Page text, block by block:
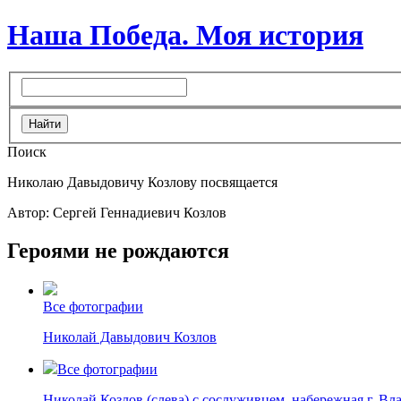
Наша Победа. Моя история
Поиск
Николаю Давыдовичу Козлову посвящается
Автор: Сергей Геннадиевич Козлов
Героями не рождаются
Все фотографии
Николай Давыдович Козлов
Все фотографии